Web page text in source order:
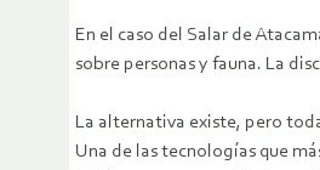
En el caso del Salar de
sobre personas y fauna. La
La alternativa existe, pero
Una de las tecnologías que